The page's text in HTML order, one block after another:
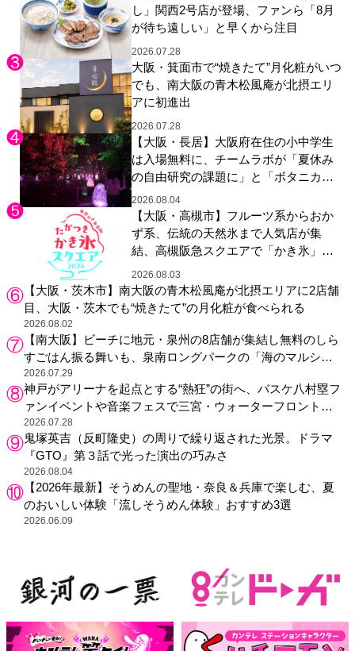
し」関西2号店が登場、ファンら「8月
が待ち遠しい」と早くから注目
2026.07.28
大阪・箕面市で“焼きたて”月化粧がいつ
でも、南大阪の青木松風庵が北摂エリ
アに初進出
2026.07.28
【大阪・長居】大阪府在住の小中学生
は入場無料に、チームラボが「夏休み
の自由研究の課題に」と「ボタニカル
ガーデン 大阪」へ招待
2026.08.04
【大阪・高槻市】フルーツ系からおか
ず系、伝統の天然氷まで人気店が集
結、高槻阪急スクエアで「かき氷」祭
り
2026.08.03
【大阪・茨木市】南大阪の青木松風庵が北摂エリアに2店舗
目、大阪・茨木でも“焼きたて”の月化粧が食べられる
2026.08.02
【南大阪】ビーチに地元・泉州の8店舗が集結し無料のしら
すごはん振る舞いも、泉南ロングパークの「海のマルシ
ェ」がリニューアル！
2026.07.29
神戸がアリーナを起点とする“熱狂”の街へ、バスケ八村塁フ
ァンイベントや音楽フェスで三宮・ウォーターフロントを
活性化
2026.07.28
鬼塚英吉（反町隆史）の周りで繰り返された光景。ドラマ
『GTO』第３話で光った演出の巧みさ
2026.08.04
【2026年最新】そうめんの聖地・奈良＆兵庫で楽しむ、夏
のおいしい体験「流しそうめん体験」おすすめ3選
2026.06.09